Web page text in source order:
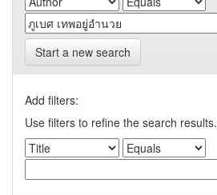
Start a new search
Add filters:
Use filters to refine the search results.